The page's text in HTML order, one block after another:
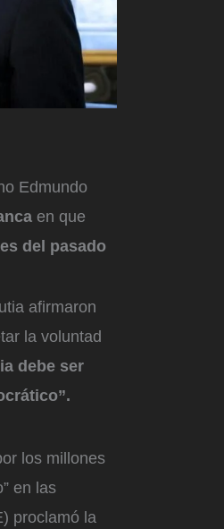
Edmundo
en que
del pasado
afirmaron
la voluntad
debe ser
los millones
en las
proclamó la